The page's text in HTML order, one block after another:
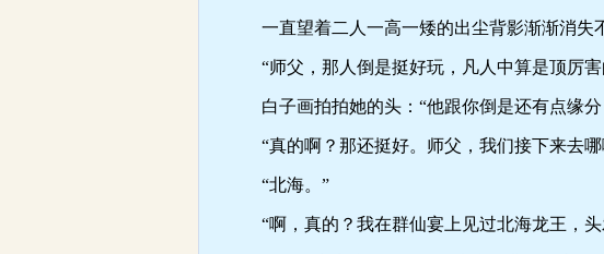
一直望着二人一高一矮的出尘背影渐渐消失
“师父，那人倒是挺好玩，凡人中算是顶厉害
白子画拍拍她的头：“他跟你倒是还有点缘分
“真的啊？那还挺好。师父，我们接下来去哪
“北海。”
“啊，真的？我在群仙宴上见过北海龙王，头